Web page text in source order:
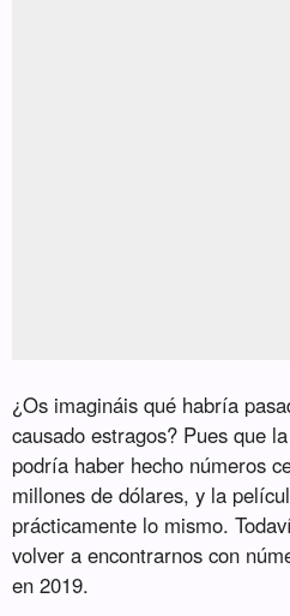
¿Os imagináis qué habría
causado estragos? Pues que
podría haber hecho números
millones de dólares, y la
prácticamente lo mismo.
volver a encontrarnos con
en 2019.